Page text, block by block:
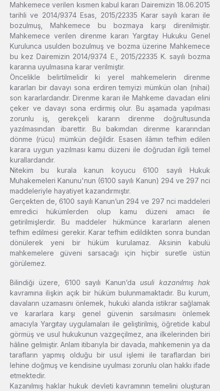
Mahkemece verilen kısmen kabul kararı Dairemizin 18.06.2015
tarihli ve 2014/9374 Esas, 2015/22335 Karar sayılı kararı ile
bozulmuş, Mahkemece bu bozmaya karşı direnilmiştir.
Mahkemece verilen direnme kararı Yargıtay Hukuku Genel
Kurulunca usulden bozulmuş ve bozma üzerine Mahkemece
bu kez Dairemizin 2014/9374 E., 2015/22335 K. sayılı bozma
kararına uyulmasına karar verilmiştir.
Öncelikle belirtilmelidir ki yerel mahkemelerin direnme
kararları bir davayı sona erdiren temyizi mümkün olan (nihai)
son kararlardandır. Direnme kararı ile Mahkeme davadan elini
çeker ve davayı sona erdirmiş olur. Bu aşamada yapılması
zorunlu iş, gerekçeli kararın direnme doğrultusunda
yazılmasından ibarettir. Bu bakımdan direnme kararından
dönme (rücu) mümkün değildir. Esasen ilâmın tefhim edilen
karara uygun yazılması kamu düzeni ile doğrudan ilgili temel
kurallardandır.
Nitekim bu kurala kanun koyucu 6100 sayılı Hukuk
Muhakemeleri Kanunu'nun (6100 sayılı Kanun) 294 ve 297 nci
maddeleriyle hayatiyet kazandırmıştır.
Gerçekten de, 6100 sayılı Kanun’un 294 ve 297 nci maddeleri
emredici hükümlerden olup kamu düzeni amacı ile
getirilmişlerdir. Bu maddeler hükmünce kararların alenen
tefhim edilmesi gerekir. Karar tefhim edildikten sonra bundan
dönülerek yeni bir hüküm kurulamaz. Aksinin kabulü
mahkemelere güveni sarsacağı için hiçbir suretle üstün
görülemez.
Bilindiği üzere, 6100 sayılı Kanun’da usuli kazanılmış hak
kavramına ilişkin açık bir hüküm bulunmamaktadır. Bu kurum,
davaların uzamasını önlemek, hukuki alanda istikrar sağlamak
ve kararlara karşı genel güvenin sarsılmasını önlemek
amacıyla Yargıtay uygulamaları ile geliştirilmiş, öğretide kabul
görmüş ve usul hukukunun vazgeçilmez, ana ilkelerinden biri
hâline gelmiştir. Anlam itibarıyla bir davada, mahkemenin ya da
tarafların yapmış olduğu bir usul işlemi ile taraflardan biri
lehine doğmuş ve kendisine uyulması zorunlu olan hakkı ifade
etmektedir.
Kazanılmış haklar hukuk devleti kavramının temelini oluşturan